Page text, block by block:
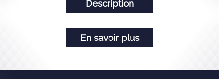
Description
En savoir plus